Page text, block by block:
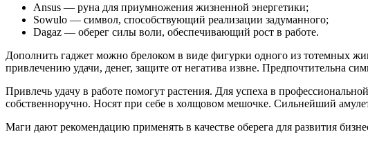
Ansus — руна для приумножения жизненной энергетики;
Sowulo — символ, способствующий реализации задуманного;
Dagaz — оберег силы воли, обеспечивающий рост в работе.
Дополнить гаджет можно брелоком в виде фигурки одного из тотемных
привлечению удачи, денег, защите от негатива извне. Предпочтительна
Привлечь удачу в работе помогут растения. Для успеха в
собственноручно. Носят при себе в холщовом мешочке. Сильнейший
Маги дают рекомендацию применять в качестве оберега для развития